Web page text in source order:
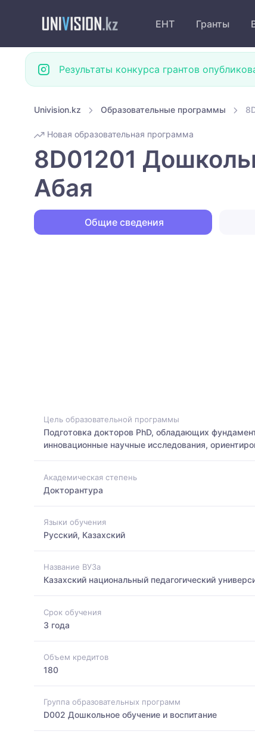
ЕНТ Гранты
Результаты конкурса грантов
Univision.kz Образовательные программы
Новая образовательная программа
8D01201
Абая
Общие сведения
Цель образовательной программы
Подготовка докторов PhD, обладающих
инновационные научные исследования,
Академическая степень
Докторантура
Языки обучения
Русский, Казахский
Название ВУЗа
Казахский национальный педагогический
Срок обучения
3 года
Объем кредитов
180
Группа образовательных программ
D002 Дошкольное обучение и воспитание